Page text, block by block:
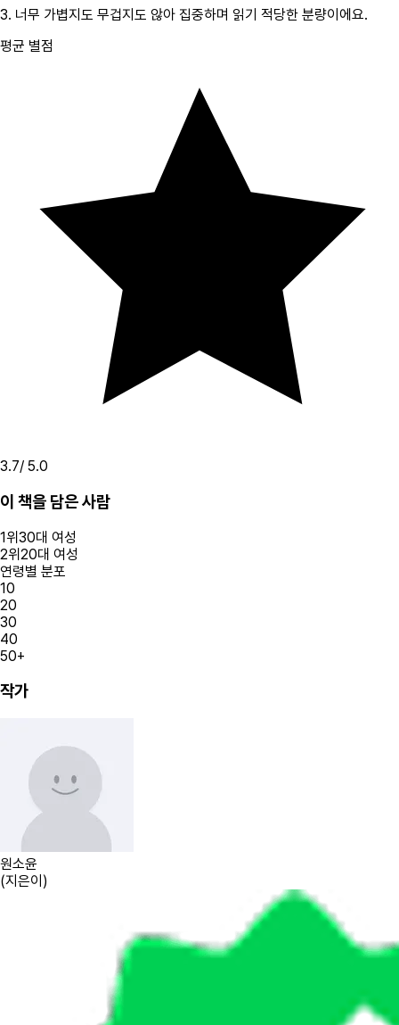
3. 너무 가볍지도 무겁지도 않아 집중하며 읽기 적당한 분량이에요.
평균 별점
3.7/ 5.0
이 책을 담은 사람
1위30대 여성
2위20대 여성
연령별 분포
10
20
30
40
50+
작가
원소윤
(지은이 )